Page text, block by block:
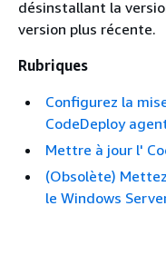
désinstallant la
version plus récente.
Rubriques
Configurez la
CodeDeploy
Mettre à jour l'
(Obsolète)
le Windows